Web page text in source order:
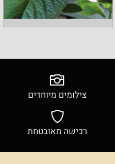
צילומים מיוחדים
רכישה מאובטחת